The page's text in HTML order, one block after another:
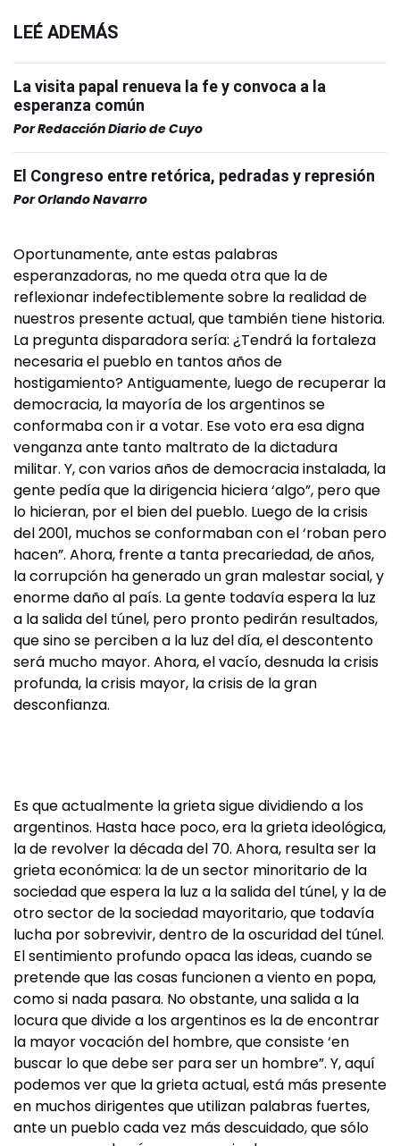
LEÉ ADEMÁS
La visita papal renueva la fe y convoca a la
esperanza común
PorRedacción Diario de Cuyo
El Congreso entre retórica, pedradas y represión
PorOrlando Navarro
Oportunamente, ante estas palabras
esperanzadoras, no me queda otra que la de
reflexionar indefectiblemente sobre la realidad de
nuestros presente actual, que también tiene historia.
La pregunta disparadora sería: ¿Tendrá la fortaleza
necesaria el pueblo en tantos años de
hostigamiento? Antiguamente, luego de recuperar la
democracia, la mayoría de los argentinos se
conformaba con ir a votar. Ese voto era esa digna
venganza ante tanto maltrato de la dictadura
militar. Y, con varios años de democracia instalada, la
gente pedía que la dirigencia hiciera ‘algo”, pero que
lo hicieran, por el bien del pueblo. Luego de la crisis
del 2001, muchos se conformaban con el ‘roban pero
hacen”. Ahora, frente a tanta precariedad, de años,
la corrupción ha generado un gran malestar social, y
enorme daño al país. La gente todavía espera la luz
a la salida del túnel, pero pronto pedirán resultados,
que sino se perciben a la luz del día, el descontento
será mucho mayor. Ahora, el vacío, desnuda la crisis
profunda, la crisis mayor, la crisis de la gran
desconfianza.
Es que actualmente la grieta sigue dividiendo a los
argentinos. Hasta hace poco, era la grieta ideológica,
la de revolver la década del 70. Ahora, resulta ser la
grieta económica: la de un sector minoritario de la
sociedad que espera la luz a la salida del túnel, y la de
otro sector de la sociedad mayoritario, que todavía
lucha por sobrevivir, dentro de la oscuridad del túnel.
El sentimiento profundo opaca las ideas, cuando se
pretende que las cosas funcionen a viento en popa,
como si nada pasara. No obstante, una salida a la
locura que divide a los argentinos es la de encontrar
la mayor vocación del hombre, que consiste ‘en
buscar lo que debe ser para ser un hombre”. Y, aquí
podemos ver que la grieta actual, está más presente
en muchos dirigentes que utilizan palabras fuertes,
ante un pueblo cada vez más descuidado, que sólo